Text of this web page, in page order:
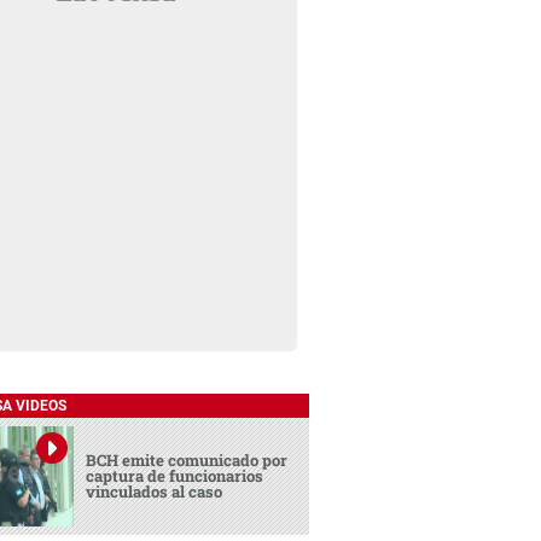
VIDEOS
BCH emite comunicado por
captura de funcionarios
vinculados al caso